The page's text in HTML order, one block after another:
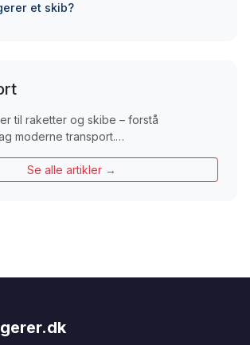
et skib?
til raketter og skibe – forstå
moderne transport.…
Se alle artikler →